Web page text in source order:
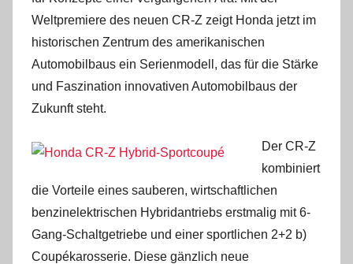
Weltpremiere des neuen CR-Z zeigt Honda jetzt im
historischen Zentrum des amerikanischen
Automobilbaus ein Serienmodell, das für die Stärke
und Faszination innovativen Automobilbaus der
Zukunft steht.
Der CR-Z
kombiniert
die Vorteile eines sauberen, wirtschaftlichen
benzinelektrischen Hybridantriebs erstmalig mit 6-
Gang-Schaltgetriebe und einer sportlichen 2+2 b)
Coupékarosserie. Diese gänzlich neue